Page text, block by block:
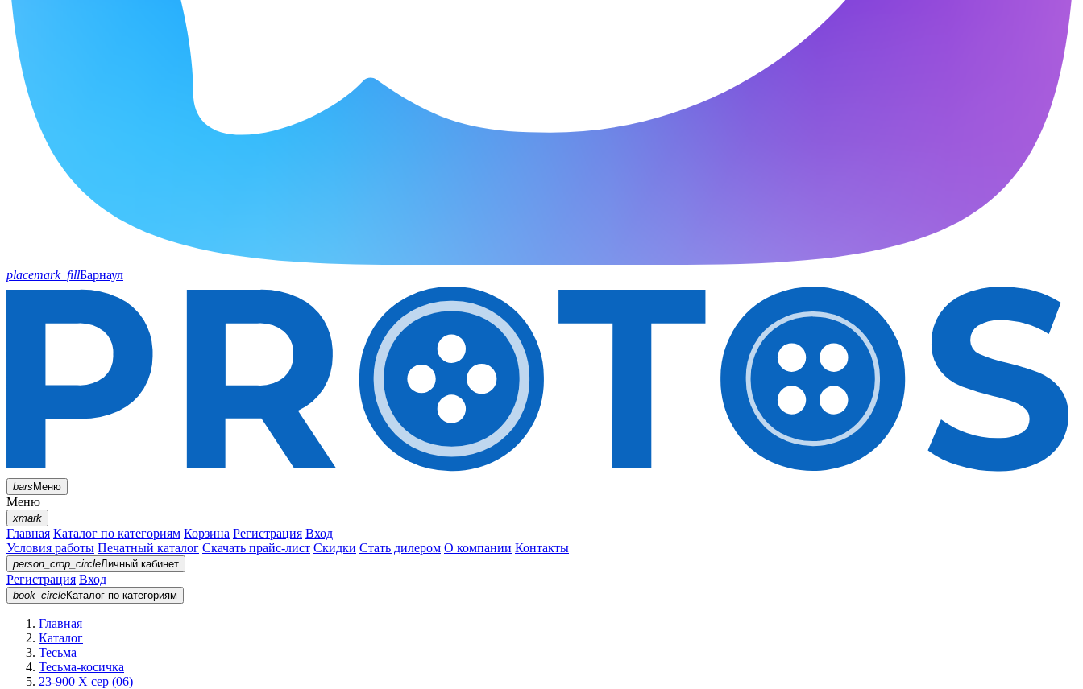
placemark_fillБарнаул
barsМеню
Меню
xmark
Главная Каталог по категориям Корзина Регистрация Вход
Условия работы Печатный каталог Скачать прайс-лист Скидки Стать дилером О компании Контакты
person_crop_circleЛичный кабинет
Регистрация Вход
book_circleКаталог по категориям
Главная
Каталог
Тесьма
Тесьма-косичка
23-900 X сер (06)